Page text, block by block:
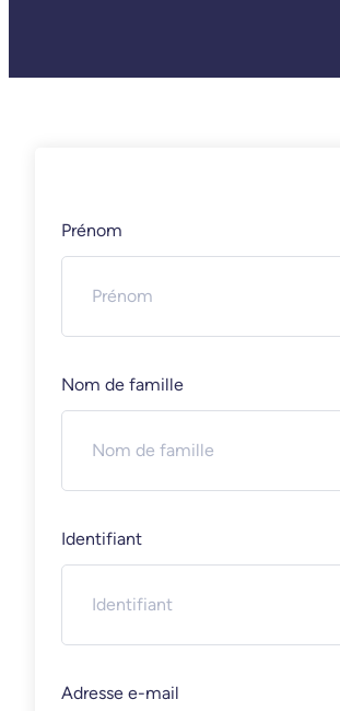
Prénom
Nom de famille
Identifiant
Adresse e-mail